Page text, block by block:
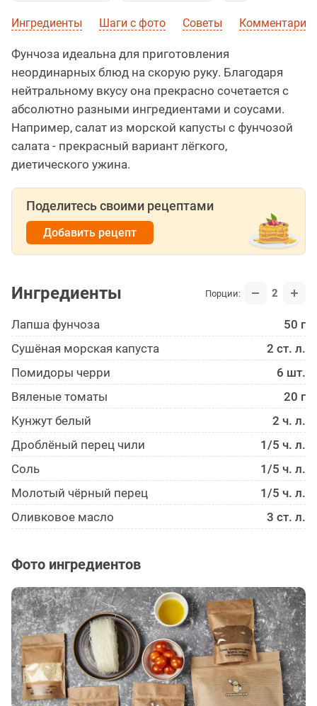
Ингредиенты Шаги с фото Советы Комментарии
Фунчоза идеальна для приготовления
неординарных блюд на скорую руку. Благодаря
нейтральному вкусу она прекрасно сочетается с
абсолютно разными ингредиентами и соусами.
Например, салат из морской капусты с фунчозой
салата - прекрасный вариант лёгкого,
диетического ужина.
Поделитесь своими рецептами
Добавить рецепт
Ингредиенты Порции: 2
Лапша фунчоза
50 г
Сушёная морская капуста
2 ст. л.
Помидоры черри
6 шт.
Вяленые томаты
20 г
Кунжут белый
2 ч. л.
Дроблёный перец чили
1/5 ч. л.
Соль
1/5 ч. л.
Молотый чёрный перец
1/5 ч. л.
Оливковое масло
3 ст. л.
Фото ингредиентов